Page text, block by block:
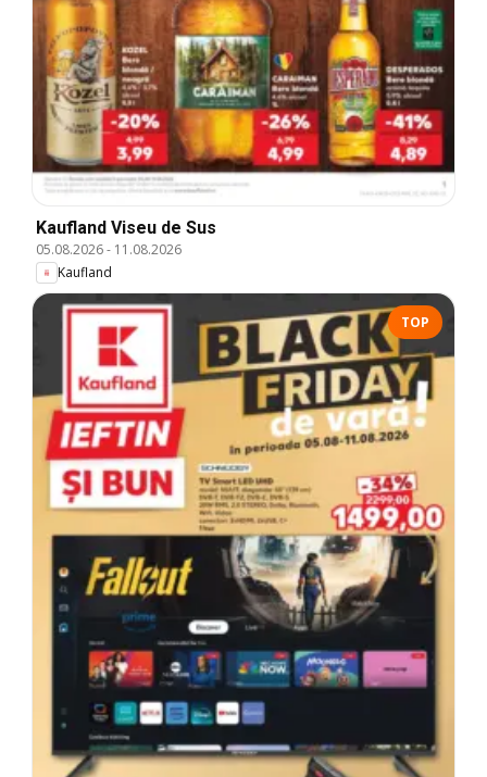
Kaufland Viseu de Sus
05.08.2026- 11.08.2026
Kaufland
TOP